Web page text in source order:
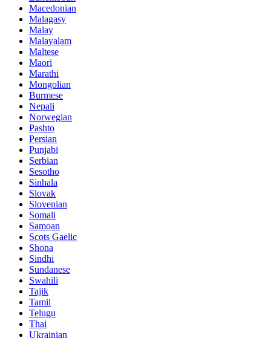
Macedonian
Malagasy
Malay
Malayalam
Maltese
Maori
Marathi
Mongolian
Burmese
Nepali
Norwegian
Pashto
Persian
Punjabi
Serbian
Sesotho
Sinhala
Slovak
Slovenian
Somali
Samoan
Scots Gaelic
Shona
Sindhi
Sundanese
Swahili
Tajik
Tamil
Telugu
Thai
Ukrainian